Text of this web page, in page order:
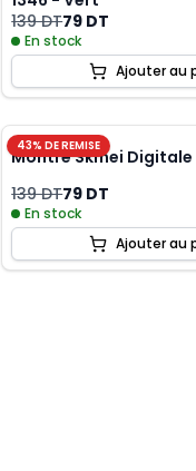
139 DT79 DT
En stock
Ajouter au
43% DE REMISE
Montre Skmei Digitale
139 DT79 DT
En stock
Ajouter au